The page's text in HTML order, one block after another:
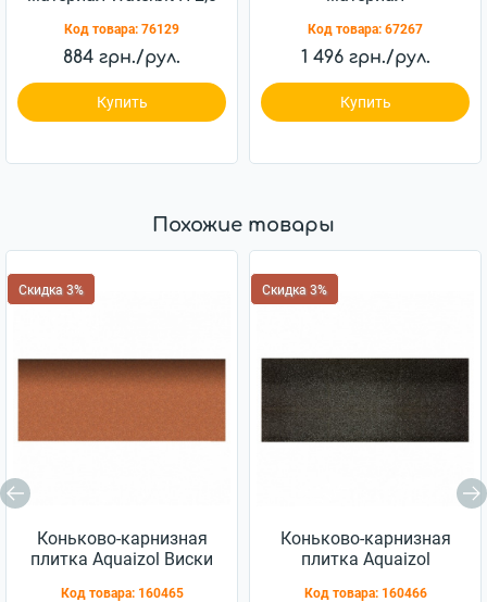
Код товара: 76129
884 грн./рул.
Купить
Код товара: 67267
1 496 грн./рул.
Купить
Похожие товары
Скидка 3%
Коньково-карнизная
плитка Aquaizol Виски
Код товара: 160465
Скидка 3%
Коньково-карнизная
плитка Aquaizol
Код товара: 160466